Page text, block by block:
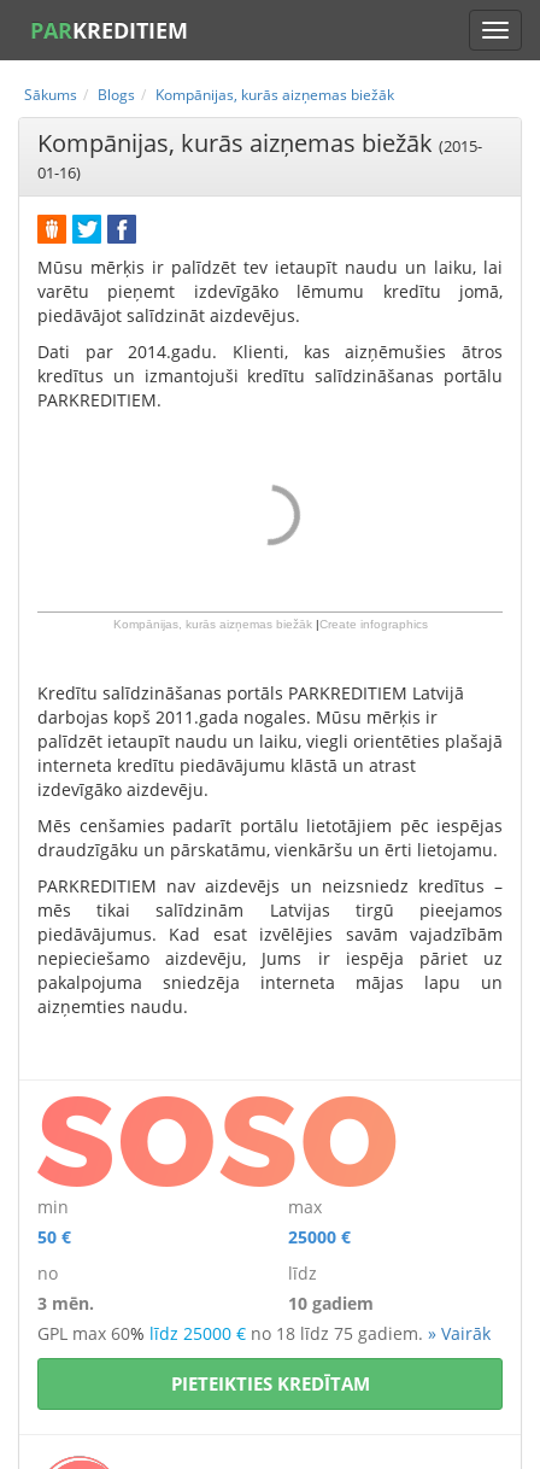
PARKREDITIEM
Sākums Blogs Kompānijas, kurās aizņemas biežāk
Kompānijas, kurās aizņemas biežāk (2015-
01-16)
Mūsu mērķis ir palīdzēt tev ietaupīt naudu un laiku, lai
varētu pieņemt izdevīgāko lēmumu kredītu jomā,
piedāvājot salīdzināt aizdevējus.
Dati par 2014.gadu. Klienti, kas aizņēmušies ātros
kredītus un izmantojuši kredītu salīdzināšanas portālu
PARKREDITIEM.
Kompānijas, kurās aizņemas biežāk|Create infographics
Kredītu salīdzināšanas portāls PARKREDITIEM Latvijā
darbojas kopš 2011.gada nogales. Mūsu mērķis ir
palīdzēt ietaupīt naudu un laiku, viegli orientēties plašajā
interneta kredītu piedāvājumu klāstā un atrast
izdevīgāko aizdevēju.
Mēs cenšamies padarīt portālu lietotājiem pēc iespējas
draudzīgāku un pārskatāmu, vienkāršu un ērti lietojamu.
PARKREDITIEM nav aizdevējs un neizsniedz kredītus –
mēs tikai salīdzinām Latvijas tirgū pieejamos
piedāvājumus. Kad esat izvēlējies savām vajadzībām
nepieciešamo aizdevēju, Jums ir iespēja pāriet uz
pakalpojuma sniedzēja interneta mājas lapu un
aizņemties naudu.
min
50 €
max
25000 €
no
3 mēn.
līdz
10 gadiem
GPL max 60% līdz 25000 € no 18 līdz 75 gadiem. » Vairāk
PIETEIKTIES KREDĪTAM